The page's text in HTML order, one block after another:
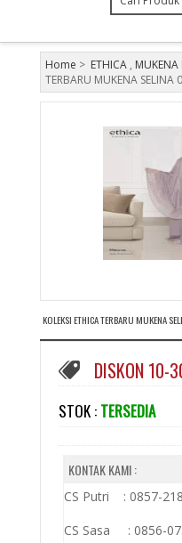
Home > ETHICA, MUKENA
TERBARU MUKENA SELINA
KOLEKSI ETHICA TERBARU MUKENA
DISKON 10-
STOK : TERSEDIA
KONTAK KAMI :
CS Putri : 0857-
CS Sasa : 0856-